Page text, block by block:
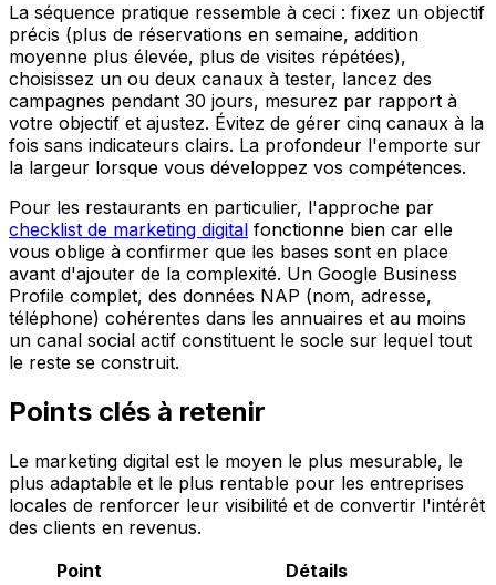
La séquence pratique ressemble à ceci : fixez un objectif
précis (plus de réservations en semaine, addition
moyenne plus élevée, plus de visites répétées),
choisissez un ou deux canaux à tester, lancez des
campagnes pendant 30 jours, mesurez par rapport à
votre objectif et ajustez. Évitez de gérer cinq canaux à la
fois sans indicateurs clairs. La profondeur l'emporte sur
la largeur lorsque vous développez vos compétences.
Pour les restaurants en particulier, l'approche par
checklist de marketing digital fonctionne bien car elle
vous oblige à confirmer que les bases sont en place
avant d'ajouter de la complexité. Un Google Business
Profile complet, des données NAP (nom, adresse,
téléphone) cohérentes dans les annuaires et au moins
un canal social actif constituent le socle sur lequel tout
le reste se construit.
Points clés à retenir
Le marketing digital est le moyen le plus mesurable, le
plus adaptable et le plus rentable pour les entreprises
locales de renforcer leur visibilité et de convertir l'intérêt
des clients en revenus.
Point
Détails